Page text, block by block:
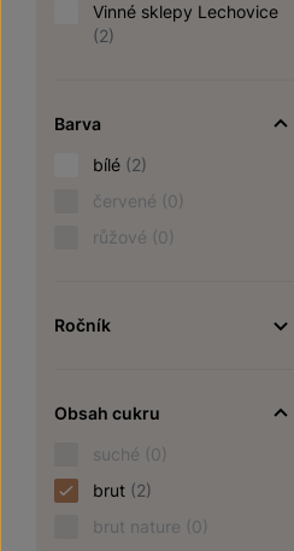
Vinné sklepy Lechovice
(2)
Barva
bílé (2)
červené (0)
růžové (0)
Ročník
Obsah cukru
suché (0)
brut (2)
brut nature (0)